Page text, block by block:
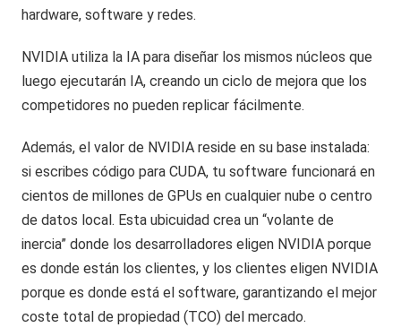
hardware, software y redes.
NVIDIA utiliza la IA para diseñar los mismos núcleos que
luego ejecutarán IA, creando un ciclo de mejora que los
competidores no pueden replicar fácilmente.
Además, el valor de NVIDIA reside en su base instalada:
si escribes código para CUDA, tu software funcionará en
cientos de millones de GPUs en cualquier nube o centro
de datos local. Esta ubicuidad crea un “volante de
inercia” donde los desarrolladores eligen NVIDIA porque
es donde están los clientes, y los clientes eligen NVIDIA
porque es donde está el software, garantizando el mejor
coste total de propiedad (TCO) del mercado.